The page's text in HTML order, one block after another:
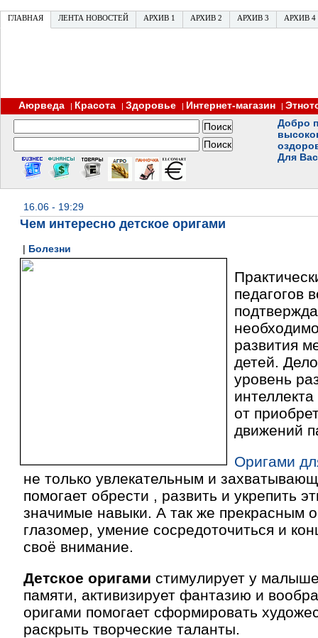
ГЛАВНАЯ ЛЕНТА НОВОСТЕЙ АРХИВ 1 АРХИВ 2 АРХИВ 3 АРХИВ 4
Аюрведа | Красота | Здоровье | Интернет-магазин |
Добро
Для
16.06 - 19:29
Чем интересно детское оригами
| Болезни
педагогов
развития
детей.
уровень
от
движений
Оригами
не только увлекательным и
помогает обрести , развить и укрепить
значимые навыки. А так же прекрасным
глазомер, умение сосредоточиться и
своё внимание.
Детское оригами стимулирует у
памяти, активизирует фантазию и
оригами помогает сформировать
раскрыть творческие таланты.